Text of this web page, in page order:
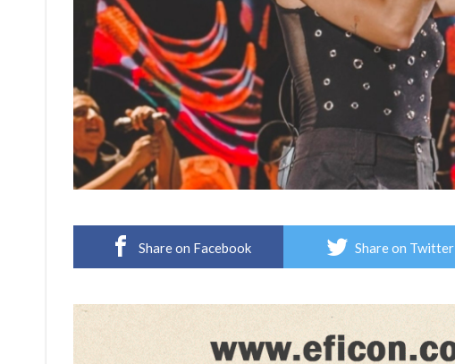
Share on Facebook Share on Twitter